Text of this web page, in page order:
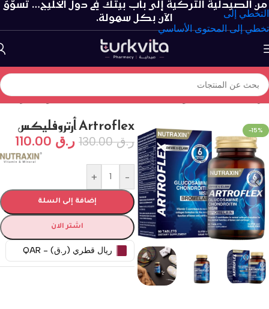
التخطي إلى
تخطي إلى المحتوى الأساسي
من الصيدلية التركية إلى باب بيتك في دول الخليج… تسوّق
الآن بكل سهولة.
الرئيسية/الفيتامينات و المكملات الغذائية/صحة المفاصل والغضاريف
-15% Artroflex أرتروفليكس
ر.ق130.00 ر.ق
-
+
إضافة إلى السلة
اشتر الان
ريال قطري (ر.ق) - QAR